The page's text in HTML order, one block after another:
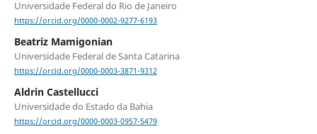
Universidade Federal do Rio de Janeiro
https://orcid.org/0000-0002-9277-6193
Beatriz Mamigonian
Universidade Federal de Santa Catarina
https://orcid.org/0000-0003-3871-9312
Aldrin Castellucci
Universidade do Estado da Bahia
https://orcid.org/0000-0003-0957-5479